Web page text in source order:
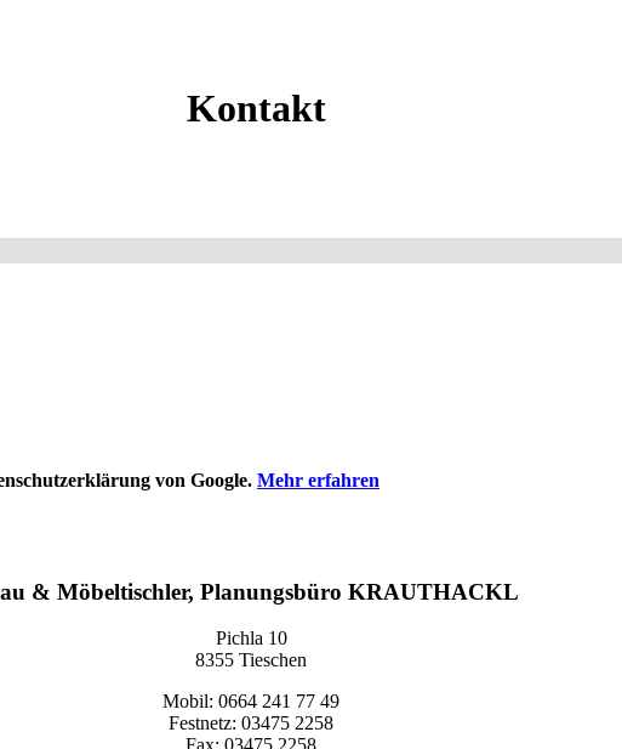
Kontakt
von Google. Mehr erfahren
& Möbeltischler, Planungsbüro KRAUTHACKL
Pichla 10
8355 Tieschen
Mobil: 0664 241 77 49
Festnetz: 03475 2258